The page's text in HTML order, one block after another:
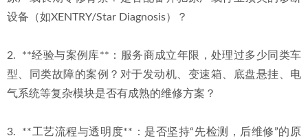
设备（如XENTRY/Star Diagnosis）？
2.  **经验与案例库**：服务商成立年限，处理过多少同类车
型、同类故障的案例？对于发动机、变速箱、底盘悬挂、电
气系统等复杂模块是否有成熟的维修方案？
3.  **工艺流程与透明度**：是否坚持“先检测，后维修”的原